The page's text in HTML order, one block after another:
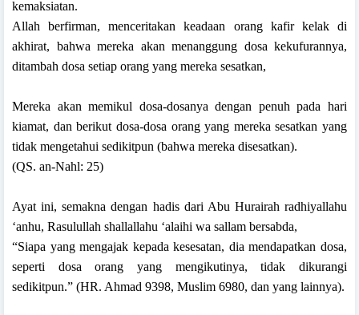
kemaksiatan.
Allah berfirman, menceritakan keadaan orang kafir kelak di
akhirat, bahwa mereka akan menanggung dosa kekufurannya,
ditambah dosa setiap orang yang mereka sesatkan,
Mereka akan memikul dosa-dosanya dengan penuh pada hari
kiamat, dan berikut dosa-dosa orang yang mereka sesatkan yang
tidak mengetahui sedikitpun (bahwa mereka disesatkan).
(QS. an-Nahl: 25)
Ayat ini, semakna dengan hadis dari Abu Hurairah radhiyallahu
‘anhu, Rasulullah shallallahu ‘alaihi wa sallam bersabda,
“Siapa yang mengajak kepada kesesatan, dia mendapatkan dosa,
seperti dosa orang yang mengikutinya, tidak dikurangi
sedikitpun.” (HR. Ahmad 9398, Muslim 6980, dan yang lainnya).